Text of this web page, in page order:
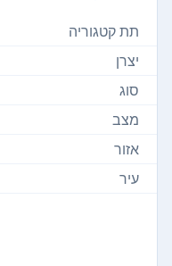
תת קטגוריה
יצרן
סוג
מצב
אזור
עיר